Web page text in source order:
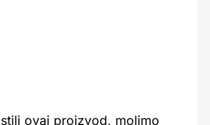
ovaj proizvod, molimo